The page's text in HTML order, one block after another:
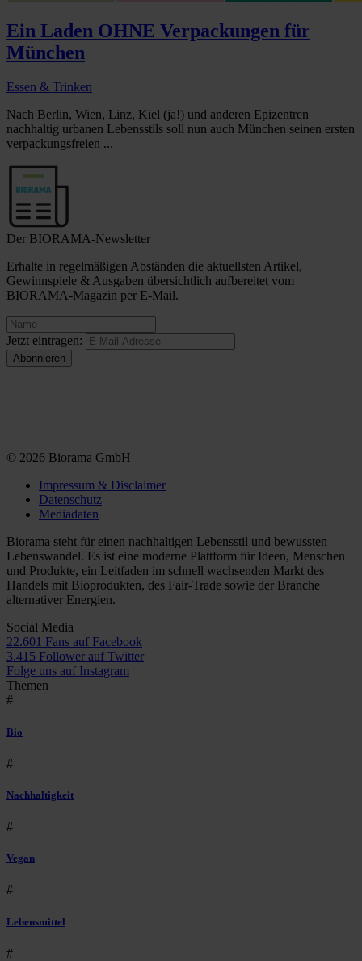
Ein Laden OHNE Verpackungen für
München
Essen & Trinken
Nach Berlin, Wien, Linz, Kiel (ja!) und anderen Epizentren
nachhaltig urbanen Lebensstils soll nun auch München seinen ersten
verpackungsfreien ...
Der BIORAMA-Newsletter
Erhalte in regelmäßigen Abständen die aktuellsten Artikel,
Gewinnspiele & Ausgaben übersichtlich aufbereitet vom
BIORAMA-Magazin per E-Mail.
Jetzt eintragen:
© 2026 Biorama GmbH
Impressum & Disclaimer
Datenschutz
Mediadaten
Biorama steht für einen nachhaltigen Lebensstil und bewussten
Lebenswandel. Es ist eine moderne Plattform für Ideen, Menschen
und Produkte, ein Leitfaden im schnell wachsenden Markt des
Handels mit Bioprodukten, des Fair-Trade sowie der Branche
alternativer Energien.
Social Media
22.601 Fans auf Facebook
3.415 Follower auf Twitter
Folge uns auf Instagram
Themen
#
Bio
#
Nachhaltigkeit
#
Vegan
#
Lebensmittel
#